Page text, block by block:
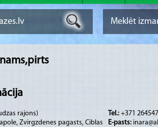
rajons)
Zvirgzdenes pagasts, Ciblas
Tel.: +371
E-pasts: